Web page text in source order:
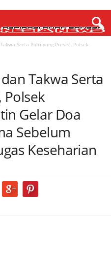
Serta Polri yang Presisi, Polsek
Takwa Serta
Polsek
Gelar Doa
Sebelum
Keseharian